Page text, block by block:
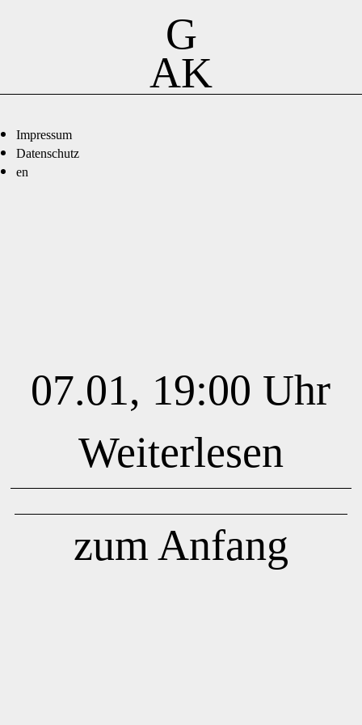
G
AK
Impressum
Datenschutz
en
07.01, 19:00 Uhr
Weiterlesen
zum Anfang